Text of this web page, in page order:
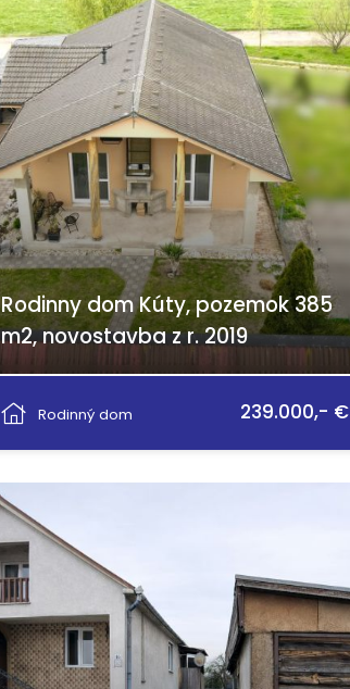
Rodinny dom Kúty, pozemok 385
m2, novostavba z r. 2019
Rodinný dom
239.000,- €